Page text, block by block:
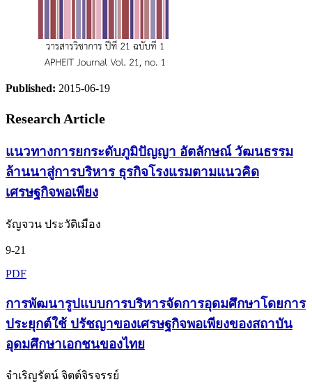
Published: 2015-06-19
Research Article
แนวทางการยกระดับภูมิปัญญา อัตลักษณ์ วัฒนธรรม
ล้านนาสู่การบริหาร ธุรกิจโรงแรมตามแนวคิด
เศรษฐกิจพอเพียง
รัญจวน ประวัติเมือง
9-21
PDF
การพัฒนารูปแบบการบริหารจัดการอุดมศึกษาโดยการ
ประยุกต์ใช้ ปรัชญาของเศรษฐกิจพอเพียงของสถาบัน
อุดมศึกษาเอกชนของไทย
จำเริญรัตน์ จิตต์จิรจรรย์